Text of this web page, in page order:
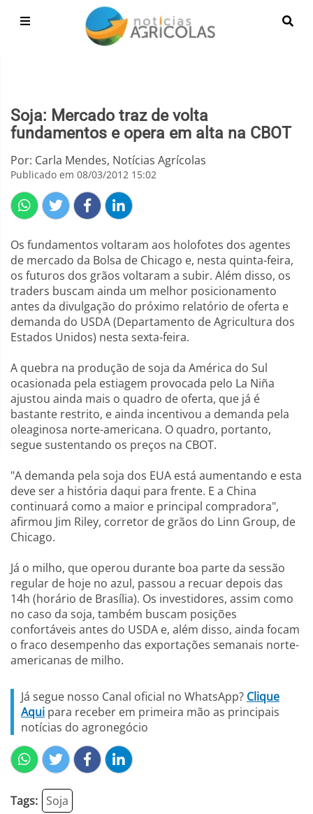
Soja: Mercado traz de volta
fundamentos e opera em alta na CBOT
Por: Carla Mendes, Notícias Agrícolas
Publicado em 08/03/2012 15:02
Os fundamentos voltaram aos holofotes dos agentes
de mercado da Bolsa de Chicago e, nesta quinta-feira,
os futuros dos grãos voltaram a subir. Além disso, os
traders buscam ainda um melhor posicionamento
antes da divulgação do próximo relatório de oferta e
demanda do USDA (Departamento de Agricultura dos
Estados Unidos) nesta sexta-feira.
A quebra na produção de soja da América do Sul
ocasionada pela estiagem provocada pelo La Niña
ajustou ainda mais o quadro de oferta, que já é
bastante restrito, e ainda incentivou a demanda pela
oleaginosa norte-americana. O quadro, portanto,
segue sustentando os preços na CBOT.
"A demanda pela soja dos EUA está aumentando e esta
deve ser a história daqui para frente. E a China
continuará como a maior e principal compradora",
afirmou Jim Riley, corretor de grãos do Linn Group, de
Chicago.
Já o milho, que operou durante boa parte da sessão
regular de hoje no azul, passou a recuar depois das
14h (horário de Brasília). Os investidores, assim como
no caso da soja, também buscam posições
confortáveis antes do USDA e, além disso, ainda focam
o fraco desempenho das exportações semanais norte-
americanas de milho.
Já segue nosso Canal oficial no WhatsApp? Clique
Aqui para receber em primeira mão as principais
notícias do agronegócio
Tags: Soja